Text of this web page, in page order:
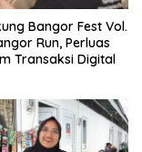
Bangor Fest Vol.
Run, Perluas
Transaksi Digital